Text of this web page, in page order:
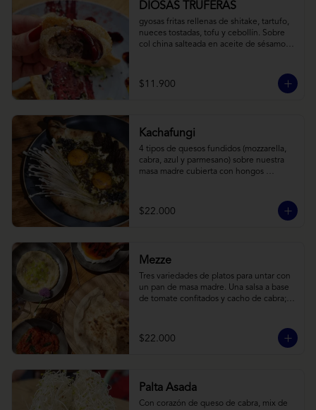
DIOSAS TRUFERAS
gyosas fritas rellenas de shitake, tartufo,
nueces tostadas, tofu y cebollín. Sobre
col china salteada en aceite de sésamo,
$11.900
Kachafungi
4 tipos de quesos fundidos (mozzarella,
cabra, azul y parmesano) sobre nuestra
masa madre cubierta con hongos
frescas y pequeños toques de
chimichurri.
$22.000
Mezze
Tres variedades de platos para untar con
un pan de masa madre. Una salsa a base
de tomate confitados y cacho de cabra;
cebollas horneadas largamente, con
toques de aceite asiático sobre cama de
$22.000
Palta Asada
Con corazón de queso de cabra, mix de